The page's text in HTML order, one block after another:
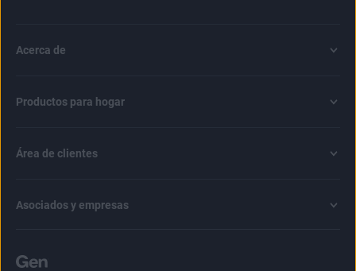
Acerca de
Productos para hogar
Área de clientes
Asociados y empresas